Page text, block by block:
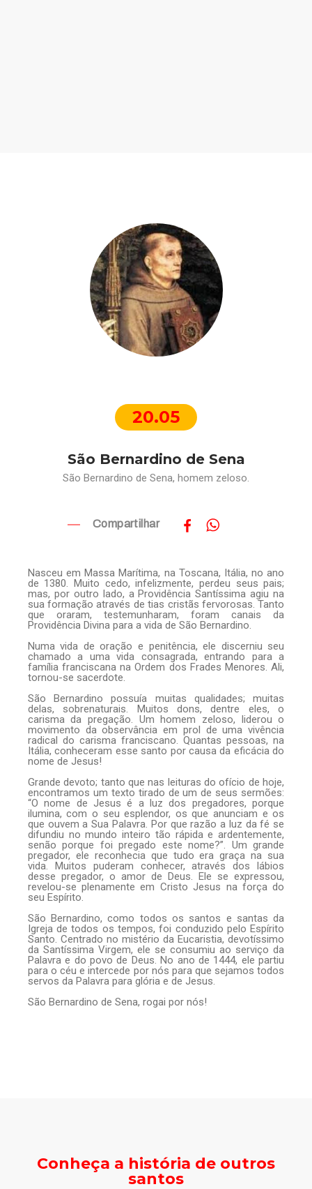
20.05
São Bernardino de Sena
São Bernardino de Sena, homem zeloso.
Compartilhar
Nasceu em Massa Marítima, na Toscana, Itália, no ano
de 1380. Muito cedo, infelizmente, perdeu seus pais;
mas, por outro lado, a Providência Santíssima agiu na
sua formação através de tias cristãs fervorosas. Tanto
que oraram, testemunharam, foram canais da
Providência Divina para a vida de São Bernardino.
Numa vida de oração e penitência, ele discerniu seu
chamado a uma vida consagrada, entrando para a
família franciscana na Ordem dos Frades Menores. Ali,
tornou-se sacerdote.
São Bernardino possuía muitas qualidades; muitas
delas, sobrenaturais. Muitos dons, dentre eles, o
carisma da pregação. Um homem zeloso, liderou o
movimento da observância em prol de uma vivência
radical do carisma franciscano. Quantas pessoas, na
Itália, conheceram esse santo por causa da eficácia do
nome de Jesus!
Grande devoto; tanto que nas leituras do ofício de hoje,
encontramos um texto tirado de um de seus sermões:
“O nome de Jesus é a luz dos pregadores, porque
ilumina, com o seu esplendor, os que anunciam e os
que ouvem a Sua Palavra. Por que razão a luz da fé se
difundiu no mundo inteiro tão rápida e ardentemente,
senão porque foi pregado este nome?”. Um grande
pregador, ele reconhecia que tudo era graça na sua
vida. Muitos puderam conhecer, através dos lábios
desse pregador, o amor de Deus. Ele se expressou,
revelou-se plenamente em Cristo Jesus na força do
seu Espírito.
São Bernardino, como todos os santos e santas da
Igreja de todos os tempos, foi conduzido pelo Espírito
Santo. Centrado no mistério da Eucaristia, devotíssimo
da Santíssima Virgem, ele se consumiu ao serviço da
Palavra e do povo de Deus. No ano de 1444, ele partiu
para o céu e intercede por nós para que sejamos todos
servos da Palavra para glória e de Jesus.
São Bernardino de Sena, rogai por nós!
Conheça a história de outros
santos